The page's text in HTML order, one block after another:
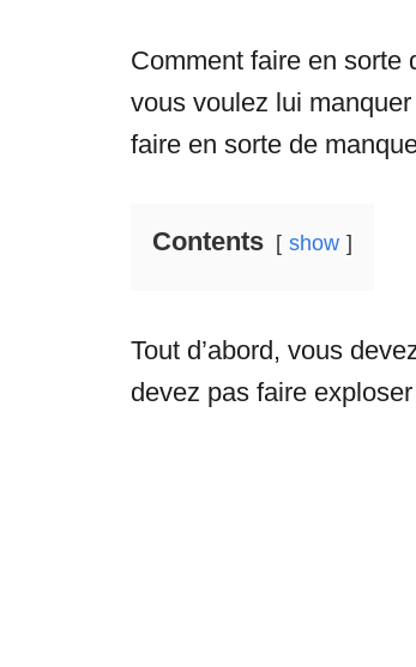
Comment faire en sorte
vous voulez lui
faire en sorte de
Contents show
Tout d’abord, vous
devez pas faire